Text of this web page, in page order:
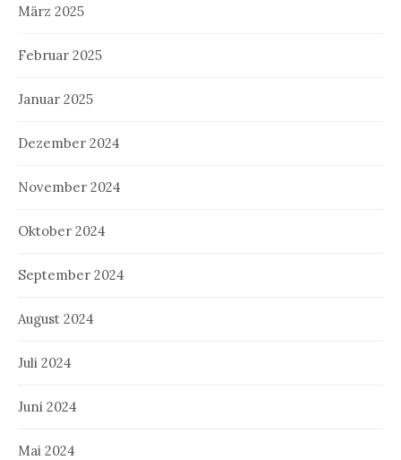
März 2025
Februar 2025
Januar 2025
Dezember 2024
November 2024
Oktober 2024
September 2024
August 2024
Juli 2024
Juni 2024
Mai 2024